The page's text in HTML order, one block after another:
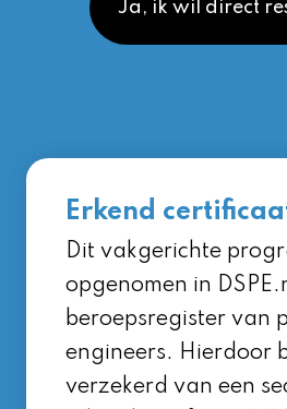
Ja, ik wil direct
Erkend
Dit vakgerichte
opgenomen in
beroepsregister van
engineers. Hierdoor
verzekerd van een